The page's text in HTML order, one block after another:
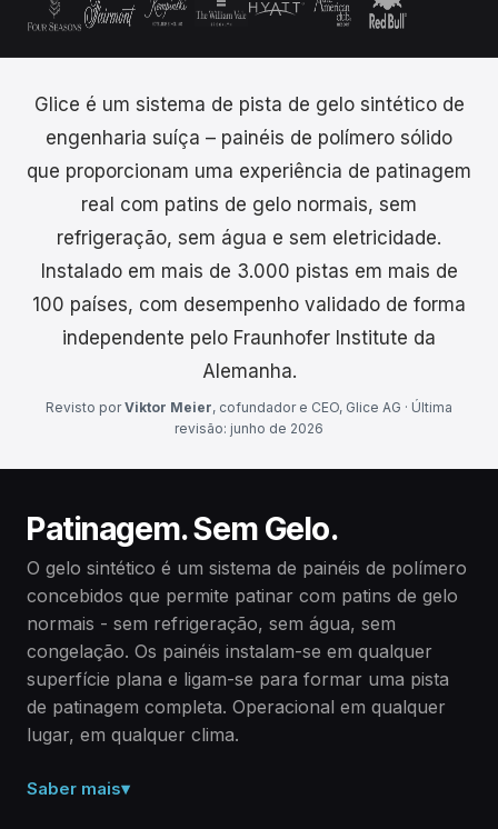
Glice é um sistema de pista de gelo sintético de
engenharia suíça – painéis de polímero sólido
que proporcionam uma experiência de patinagem
real com patins de gelo normais, sem
refrigeração, sem água e sem eletricidade.
Instalado em mais de 3.000 pistas em mais de
100 países, com desempenho validado de forma
independente pelo Fraunhofer Institute da
Alemanha.
Revisto porViktor Meier, cofundador e CEO, Glice AG · Última
revisão: junho de 2026
Patinagem. Sem Gelo.
O gelo sintético é um sistema de painéis de polímero
concebidos que permite patinar com patins de gelo
normais - sem refrigeração, sem água, sem
congelação. Os painéis instalam-se em qualquer
superfície plana e ligam-se para formar uma pista
de patinagem completa. Operacional em qualquer
lugar, em qualquer clima.
Saber mais▾